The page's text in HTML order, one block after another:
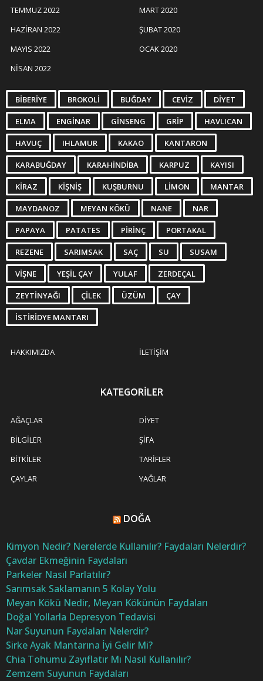
TEMMUZ 2022
HAZIRAN 2022
MAYIS 2022
NISAN 2022
MART 2020
ŞUBAT 2020
OCAK 2020
BIBERIYE BROKOLI BUĞDAY CEVIZ DIYET
ELMA ENGINAR GINSENG GRIP HAVLICAN
HAVUÇ IHLAMUR KAKAO KANTARON
KARABUĞDAY KARAHINDIBA KARPUZ KAYISI
KIRAZ KIŞNIŞ KUŞBURNU LIMON MANTAR
MAYDANOZ MEYAN KÖKÜ NANE NAR
PAPAYA PATATES PIRINÇ PORTAKAL
REZENE SARIMSAK SAÇ SU SUSAM
VIŞNE YEŞIL ÇAY YULAF ZERDEÇAL
ZEYTINYAĞI ÇILEK ÜZÜM ÇAY
İSTIRIDYE MANTARI
HAKKIMIZDA İLETIŞIM
KATEGORILER
AĞAÇLAR
BILGILER
BITKILER
ÇAYLAR
DIYET
ŞIFA
TARIFLER
YAĞLAR
DOĞA
Kimyon Nedir? Nerelerde Kullanılır? Faydaları Nelerdir?
Çavdar Ekmeğinin Faydaları
Parkeler Nasıl Parlatılır?
Sarımsak Saklamanın 5 Kolay Yolu
Meyan Kökü Nedir, Meyan Kökünün Faydaları
Doğal Yollarla Depresyon Tedavisi
Nar Suyunun Faydaları Nelerdir?
Sirke Ayak Mantarına İyi Gelir Mi?
Chia Tohumu Zayıflatır Mı Nasıl Kullanılır?
Zemzem Suyunun Faydaları